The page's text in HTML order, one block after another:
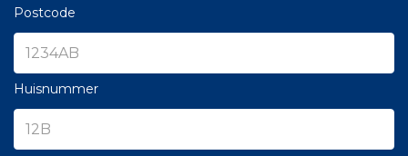
Postcode
Huisnummer